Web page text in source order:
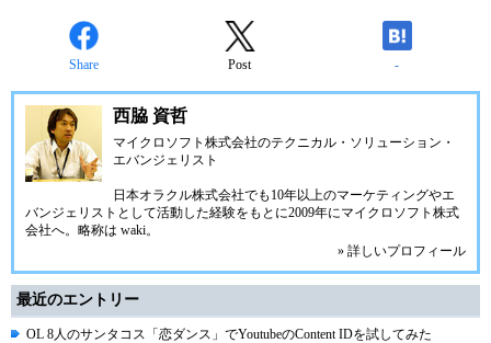
Share Post -
西脇 資哲
マイクロソフト株式会社のテクニカル・ソリューション・
エバンジェリスト
日本オラクル株式会社でも10年以上のマーケティングやエ
バンジェリストとして活動した経験をもとに2009年にマイクロソフト株式
会社へ。略称は waki。
» 詳しいプロフィール
最近のエントリー
OL 8人のサンタコス「恋ダンス」でYoutubeのContent IDを試してみた